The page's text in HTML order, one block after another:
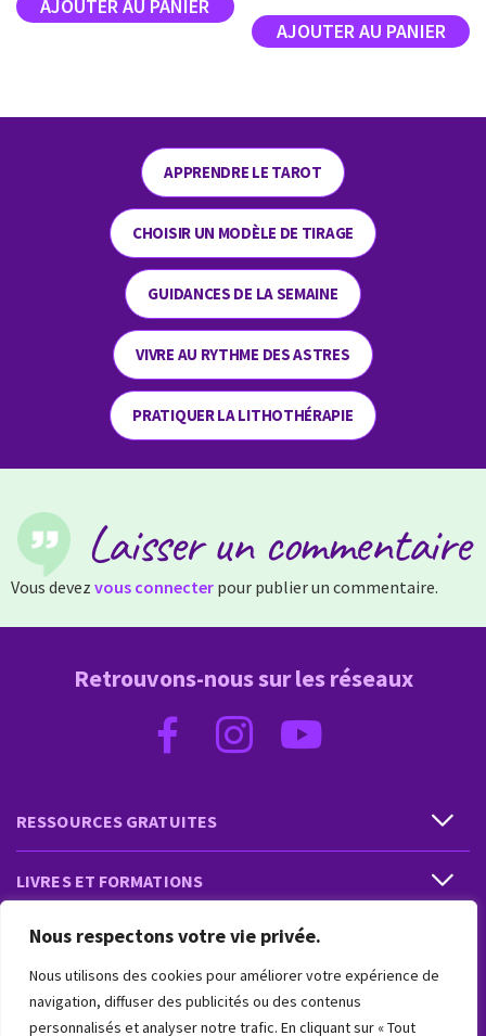
Nous respectons votre vie privée.
Nous utilisons des cookies pour améliorer votre expérience de
navigation, diffuser des publicités ou des contenus
personnalisés et analyser notre trafic. En cliquant sur « Tout
APPRENDRE LE TAROT
CHOISIR UN MODÈLE DE TIRAGE
GUIDANCES DE LA SEMAINE
VIVRE AU RYTHME DES ASTRES
PRATIQUER LA LITHOTHÉRAPIE
Laisser un commentaire
Vous devez vous connecter pour publier un commentaire.
RESSOURCES GRATUITES
LIVRES ET FORMATIONS
PRESTATIONS ET PRODUITS
VIVRE INTUITIF
Retrouvons-nous sur les réseaux